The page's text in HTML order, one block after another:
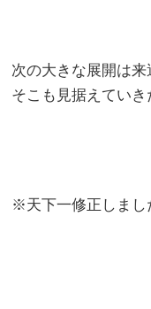
次の大きな展開は来
そこも見据えていき
※天下一修正しまし